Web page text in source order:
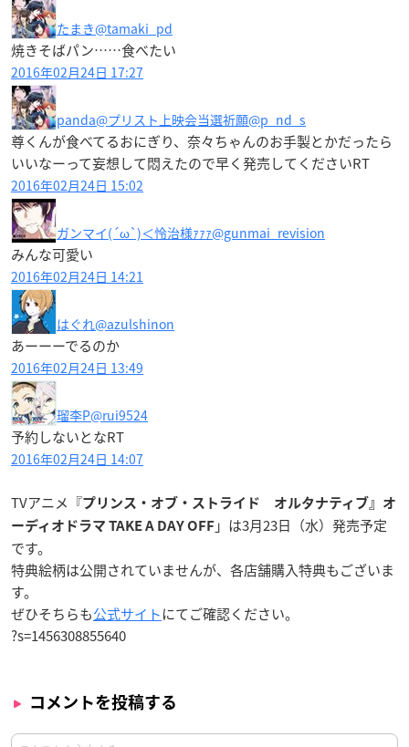
たまき@tamaki_pd
焼きそばパン……食べたい
2016年02月24日 17:27
panda@プリスト上映会当選祈願@p_nd_s
尊くんが食べてるおにぎり、奈々ちゃんのお手製とかだったら
いいなーって妄想して悶えたので早く発売してくださいRT
2016年02月24日 15:02
ガンマイ(´ω`)＜怜治様ｧｧｧ@gunmai_revision
みんな可愛い
2016年02月24日 14:21
はぐれ@azulshinon
あーーーでるのか
2016年02月24日 13:49
瑠李P@rui9524
予約しないとなRT
2016年02月24日 14:07
TVアニメ『プリンス・オブ・ストライド オルタナティブ』オ
ーディオドラマ TAKE A DAY OFF 」は3月23日（水）発売予定
です。
特典絵柄は公開されていませんが、各店舗購入特典もございま
す。
ぜひそちらも公式サイトにてご確認ください。
?s=1456308855640
コメントを投稿する